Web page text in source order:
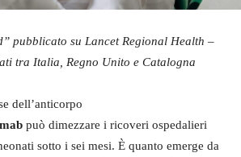
pubblicato su Lancet Regional Health –
tra Italia, Regno Unito e Catalogna
dell’anticorpo
può dimezzare i ricoveri ospedalieri
sotto i sei mesi. È quanto emerge da